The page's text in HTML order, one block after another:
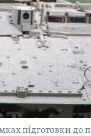
підготовки до